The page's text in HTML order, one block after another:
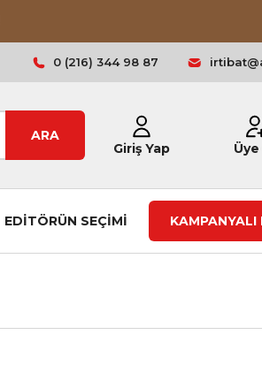
0 (216) 344 98 87
ARA
Giriş Yap
EDİTÖRÜN SEÇİMİ